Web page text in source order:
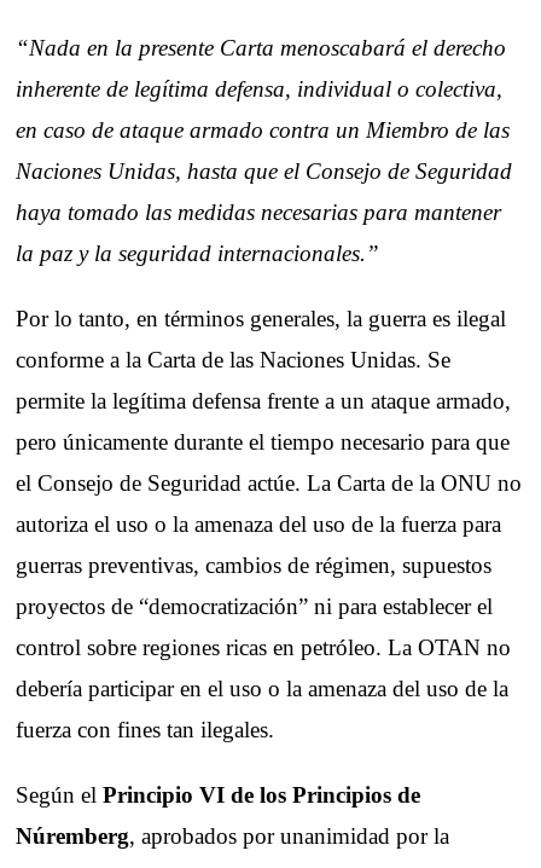
“Nada en la presente Carta menoscabará el derecho
inherente de legítima defensa, individual o colectiva,
en caso de ataque armado contra un Miembro de las
Naciones Unidas, hasta que el Consejo de Seguridad
haya tomado las medidas necesarias para mantener
la paz y la seguridad internacionales.”
Por lo tanto, en términos generales, la guerra es ilegal
conforme a la Carta de las Naciones Unidas. Se
permite la legítima defensa frente a un ataque armado,
pero únicamente durante el tiempo necesario para que
el Consejo de Seguridad actúe. La Carta de la ONU no
autoriza el uso o la amenaza del uso de la fuerza para
guerras preventivas, cambios de régimen, supuestos
proyectos de “democratización” ni para establecer el
control sobre regiones ricas en petróleo. La OTAN no
debería participar en el uso o la amenaza del uso de la
fuerza con fines tan ilegales.
Según elPrincipio VI de los Principios de
Núremberg, aprobados por unanimidad por la